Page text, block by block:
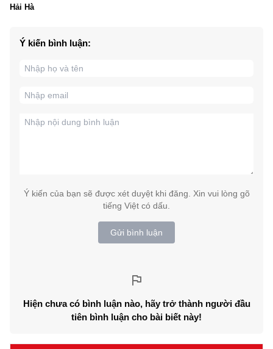
Hải Hà
Ý kiến bình luận:
Ý kiến của bạn sẽ được xét duyệt khi đăng. Xin vui lòng gõ
tiếng Việt có dấu.
Gửi bình luận
Hiện chưa có bình luận nào, hãy trở thành người đầu
tiên bình luận cho bài biết này!